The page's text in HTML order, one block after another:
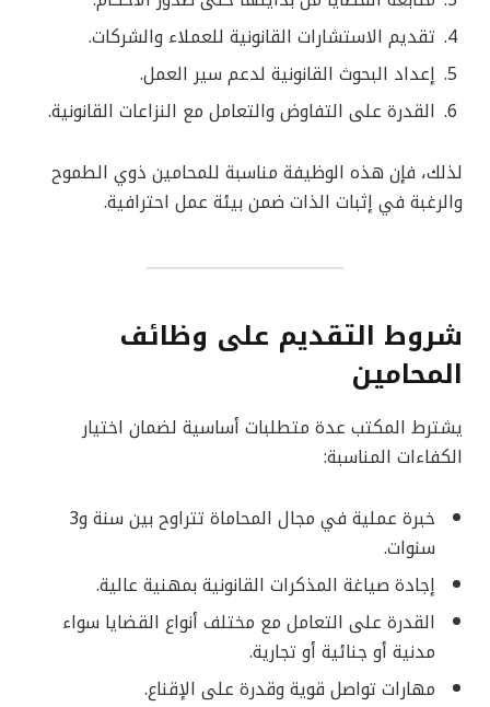
تقديم الاستشارات القانونية للعملاء والشركات.
إعداد البحوث القانونية لدعم سير العمل.
القدرة على التفاوض والتعامل مع النزاعات القانونية.
لذلك، فإن هذه الوظيفة مناسبة للمحامين ذوي الطموح
والرغبة في إثبات الذات ضمن بيئة عمل احترافية.
شروط التقديم على وظائف
المحامين
يشترط المكتب عدة متطلبات أساسية لضمان اختيار
الكفاءات المناسبة:
خبرة عملية في مجال المحاماة تتراوح بين سنة و3
سنوات.
إجادة صياغة المذكرات القانونية بمهنية عالية.
القدرة على التعامل مع مختلف أنواع القضايا سواء
مدنية أو جنائية أو تجارية.
مهارات تواصل قوية وقدرة على الإقناع.